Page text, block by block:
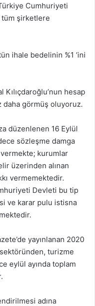
Cumhuriyeti
tüm şirketlere
ihale bedelinin %1 ‘ini
Kılıçdaroğlu’nun hesap
görmüş oluyoruz.
düzenlenen 16 Eylül
sözleşme damga
kurumlar
üzerinden alınan
vermemektedir.
Devleti bu tip
ve karar pulu istisna
yayınlanan 2020
turizme
eylül ayında toplam
adına